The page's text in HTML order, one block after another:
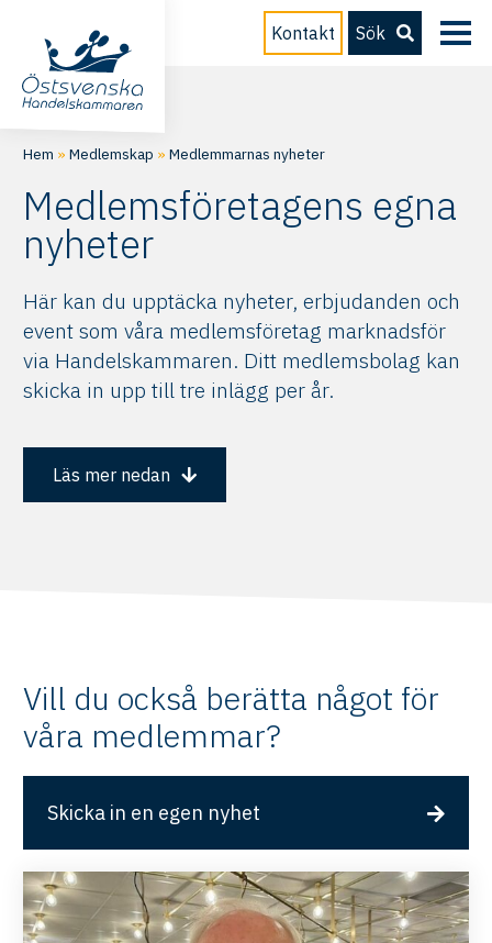
Kontakt Sök
Hem »Medlemskap »Medlemmarnas nyheter
Medlemsföretagens egna
nyheter
Här kan du upptäcka nyheter, erbjudanden och
event som våra medlemsföretag marknadsför
via Handelskammaren. Ditt medlemsbolag kan
skicka in upp till tre inlägg per år.
Läs mer nedan
Vill du också berätta något för
våra medlemmar?
Skicka in en egen nyhet